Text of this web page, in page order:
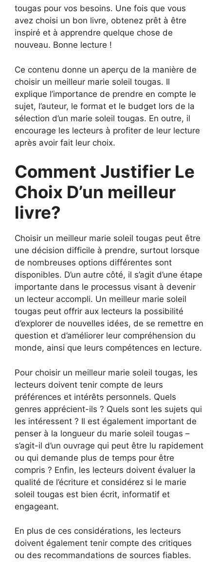
tougas pour vos besoins. Une fois que vous
avez choisi un bon livre, obtenez prêt à être
inspiré et à apprendre quelque chose de
nouveau. Bonne lecture !
Ce contenu donne un aperçu de la manière de
choisir un meilleur marie soleil tougas. Il
explique l’importance de prendre en compte le
sujet, l’auteur, le format et le budget lors de la
sélection d’un marie soleil tougas. En outre, il
encourage les lecteurs à profiter de leur lecture
après avoir fait leur choix.
Comment Justifier Le
Choix D’un meilleur
livre?
Choisir un meilleur marie soleil tougas peut être
une décision difficile à prendre, surtout lorsque
de nombreuses options différentes sont
disponibles. D’un autre côté, il s’agit d’une étape
importante dans le processus visant à devenir
un lecteur accompli. Un meilleur marie soleil
tougas peut offrir aux lecteurs la possibilité
d’explorer de nouvelles idées, de se remettre en
question et d’améliorer leur compréhension du
monde, ainsi que leurs compétences en lecture.
Pour choisir un meilleur marie soleil tougas, les
lecteurs doivent tenir compte de leurs
préférences et intérêts personnels. Quels
genres apprécient-ils ? Quels sont les sujets qui
les intéressent ? Il est également important de
penser à la longueur du marie soleil tougas –
s’agit-il d’un ouvrage qui peut être lu rapidement
ou qui demande plus de temps pour être
compris ? Enfin, les lecteurs doivent évaluer la
qualité de l’écriture et considérez si le marie
soleil tougas est bien écrit, informatif et
engageant.
En plus de ces considérations, les lecteurs
doivent également tenir compte des critiques
ou des recommandations de sources fiables.